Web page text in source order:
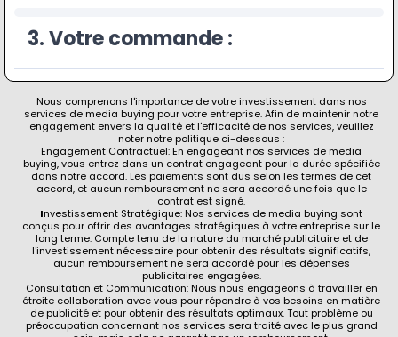
3. Votre commande :
Nous comprenons l'importance de votre investissement dans nos
services de media buying pour votre entreprise. Afin de maintenir notre
engagement envers la qualité et l'efficacité de nos services, veuillez
noter notre politique ci-dessous :
Engagement Contractuel: En engageant nos services de media
buying, vous entrez dans un contrat engageant pour la durée spécifiée
dans notre accord. Les paiements sont dus selon les termes de cet
accord, et aucun remboursement ne sera accordé une fois que le
contrat est signé.
Investissement Stratégique: Nos services de media buying sont
conçus pour offrir des avantages stratégiques à votre entreprise sur le
long terme. Compte tenu de la nature du marché publicitaire et de
l'investissement nécessaire pour obtenir des résultats significatifs,
aucun remboursement ne sera accordé pour les dépenses
publicitaires engagées.
Consultation et Communication: Nous nous engageons à travailler en
étroite collaboration avec vous pour répondre à vos besoins en matière
de publicité et pour obtenir des résultats optimaux. Tout problème ou
préoccupation concernant nos services sera traité avec le plus grand